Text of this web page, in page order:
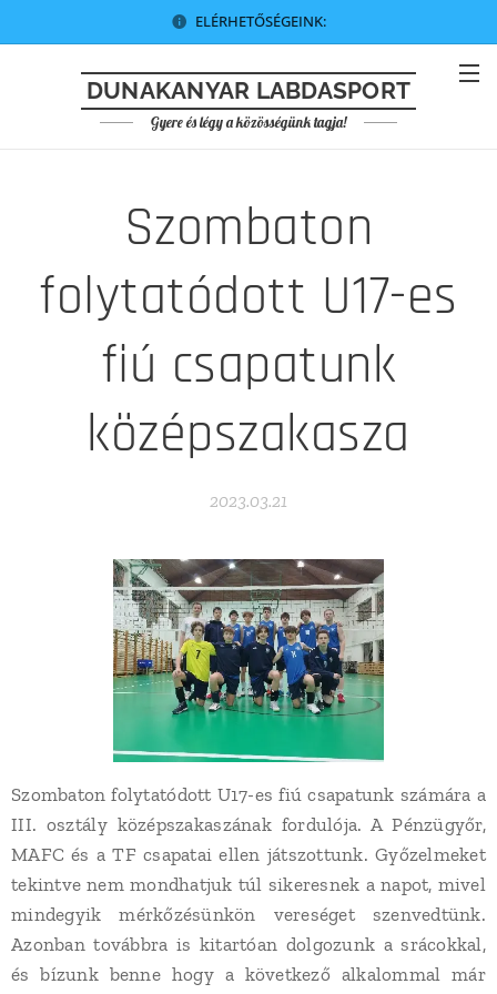
ELÉRHETŐSÉGEINK:
DUNAKANYAR LABDASPORT
Gyere és légy a közösségünk tagja!
Szombaton
folytatódott U17-es
fiú csapatunk
középszakasza
2023.03.21
Szombaton folytatódott U17-es fiú csapatunk számára a
III. osztály középszakaszának fordulója. A Pénzügyőr,
MAFC és a TF csapatai ellen játszottunk. Győzelmeket
tekintve nem mondhatjuk túl sikeresnek a napot, mivel
mindegyik mérkőzésünkön vereséget szenvedtünk.
Azonban továbbra is kitartóan dolgozunk a srácokkal,
és bízunk benne hogy a következő alkalommal már